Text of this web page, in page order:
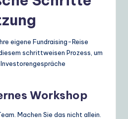
eigene Fundraising-Reise
schrittweisen Prozess, um
Workshop
Machen Sie das nicht allein.